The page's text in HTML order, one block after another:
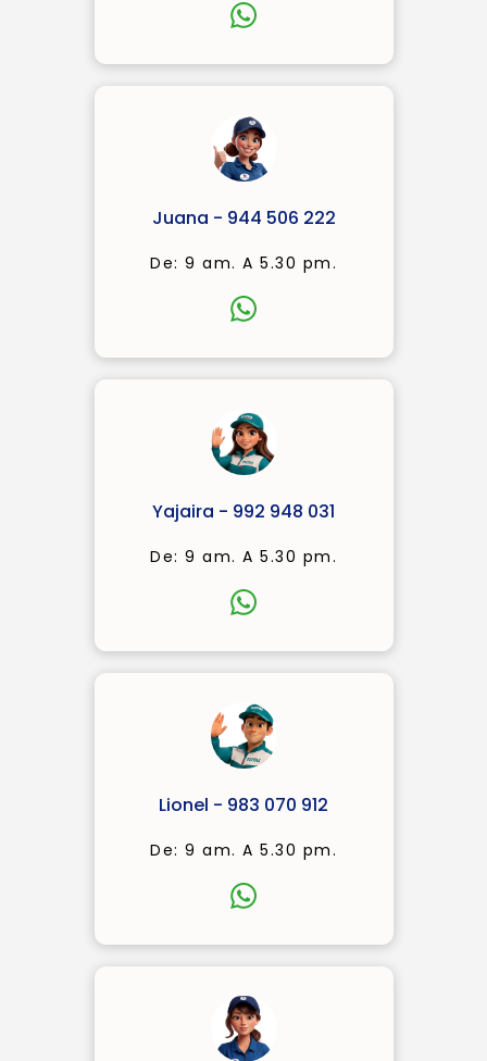
Juana - 944 506 222
De: 9 am. A 5.30 pm.
Yajaira - 992 948 031
De: 9 am. A 5.30 pm.
Lionel - 983 070 912
De: 9 am. A 5.30 pm.